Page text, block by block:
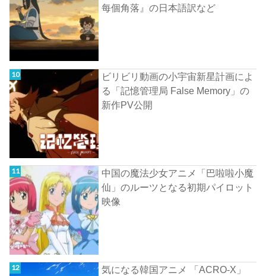
每個角落』の日本語訳など
ビリビリ動画の小宇宙新星計画によ
る「記憶管理局 False Memory」の
新作PV公開
中国の魔法少女アニメ「巴啦啦小魔
仙」のルーツとなる初期パイロット
映像
気になる韓国アニメ 「ACRO-X」